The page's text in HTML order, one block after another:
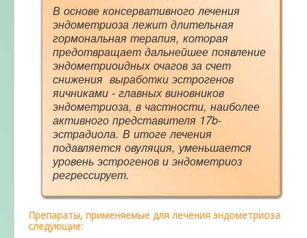
В основе консервативного лечения
эндометриоза лежит длительная
гормональная терапия, которая
предотвращает дальнейшее появление
эндометриоидных очагов за счет
снижения выработки эстрогенов
яичниками - главных виновников
эндометриоза, в частности, наиболее
активного представителя 17b-
эстрадиола. В итоге лечения
подавляется овуляция, уменьшается
уровень эстрогенов и эндометриоз
регрессирует.
Препараты, применяемые для лечения эндометриоза
следующие: